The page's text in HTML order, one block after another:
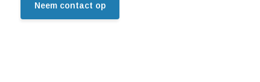
Neem contact op